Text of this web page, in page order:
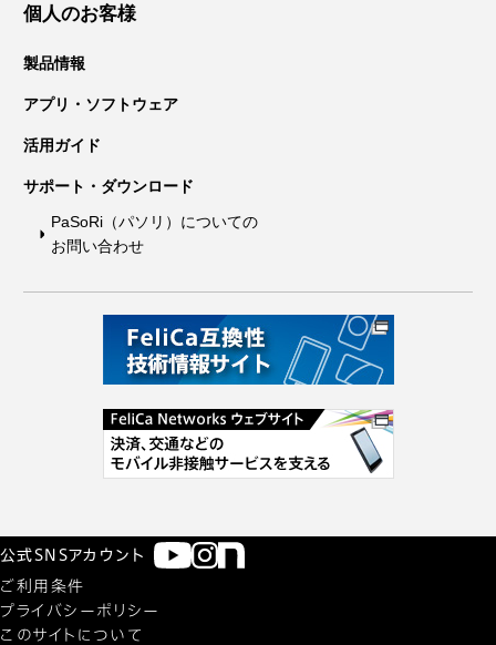
個人のお客様
製品情報
アプリ・ソフトウェア
活用ガイド
サポート・ダウンロード
PaSoRi（パソリ）についての
お問い合わせ
公式SNSアカウント
ご利用条件
プライバシーポリシー
このサイトについて